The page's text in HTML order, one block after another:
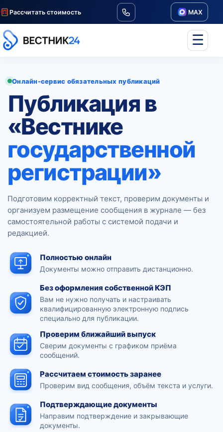
Рассчитать стоимость MAX
☰
Онлайн-сервис обязательных публикаций
Публикация в
«Вестнике
государственной
регистрации»
Подготовим корректный текст, проверим документы и
организуем размещение сообщения в журнале — без
самостоятельной работы с системой подачи и
редакцией.
Полностью онлайн
Документы можно отправить дистанционно.
Без оформления собственной КЭП
Вам не нужно получать и настраивать
квалифицированную электронную подпись
специально для публикации.
Проверим ближайший выпуск
Сверим документы с графиком приёма
сообщений.
Рассчитаем стоимость заранее
Проверим вид сообщения, объём текста и услуги.
Подтверждающие документы
Направим подтверждение и закрывающие
документы.